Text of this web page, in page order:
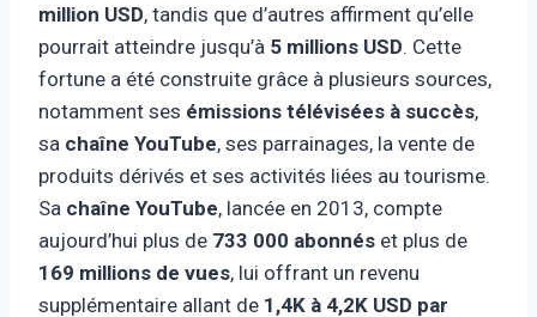
million USD, tandis que d’autres affirment qu’elle
pourrait atteindre jusqu’à 5 millions USD. Cette
fortune a été construite grâce à plusieurs sources,
notamment ses émissions télévisées à succès,
sa chaîne YouTube, ses parrainages, la vente de
produits dérivés et ses activités liées au tourisme.
Sa chaîne YouTube, lancée en 2013, compte
aujourd’hui plus de 733 000 abonnés et plus de
169 millions de vues, lui offrant un revenu
supplémentaire allant de 1,4K à 4,2K USD par